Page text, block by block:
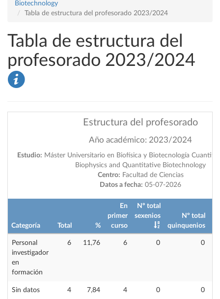
Biotechnology
Tabla de estructura del profesorado 2023/2024
Tabla de estructura del
profesorado 2023/2024
Estructura del profesorado
Año académico: 2023/2024
Estudio: Máster Universitario en Biofísica y Biotecnología
Biophysics and Quantitative Biotechnology
Centro: Facultad de Ciencias
Datos a fecha: 05-07-2026
Categoría Total %
En
primer
curso
Nº total
sexenios
Nº total
quinquenios
Personal
investigador
en
formación
6 11,76 6 0 0
Sin datos 4 7,84 4 0 0